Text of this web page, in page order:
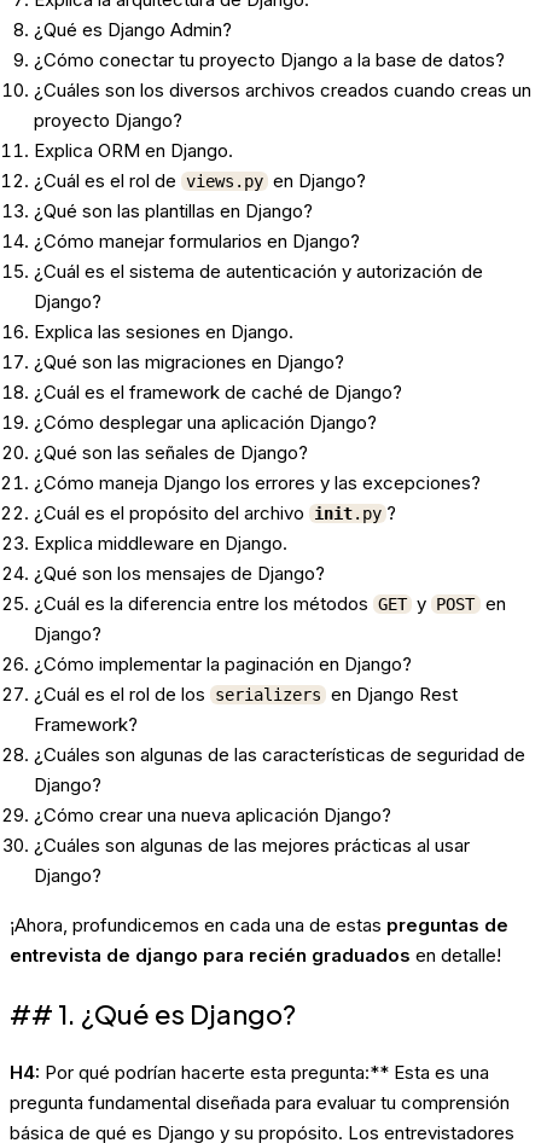
¿Qué es Django Admin?
¿Cómo conectar tu proyecto Django a la base de datos?
¿Cuáles son los diversos archivos creados cuando creas un
proyecto Django?
Explica ORM en Django.
¿Cuál es el rol de views.py en Django?
¿Qué son las plantillas en Django?
¿Cómo manejar formularios en Django?
¿Cuál es el sistema de autenticación y autorización de
Django?
Explica las sesiones en Django.
¿Qué son las migraciones en Django?
¿Cuál es el framework de caché de Django?
¿Cómo desplegar una aplicación Django?
¿Qué son las señales de Django?
¿Cómo maneja Django los errores y las excepciones?
¿Cuál es el propósito del archivo
init.py ?
Explica middleware en Django.
¿Qué son los mensajes de Django?
¿Cuál es la diferencia entre los métodos GET y POST en
Django?
¿Cómo implementar la paginación en Django?
¿Cuál es el rol de los
serializers en Django Rest
Framework?
¿Cuáles son algunas de las características de seguridad de
Django?
¿Cómo crear una nueva aplicación Django?
¿Cuáles son algunas de las mejores prácticas al usar
Django?
¡Ahora, profundicemos en cada una de estas preguntas de
entrevista de django para recién graduados en detalle!
## 1. ¿Qué es Django?
H4: Por qué podrían hacerte esta pregunta:** Esta es una
pregunta fundamental diseñada para evaluar tu comprensión
básica de qué es Django y su propósito. Los entrevistadores